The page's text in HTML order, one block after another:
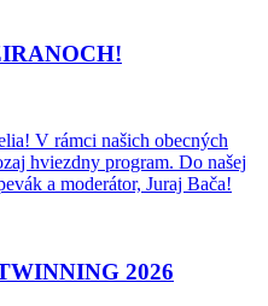
V rámci našich obecných
hviezdny program. Do našej
a moderátor, Juraj Bača!
2026